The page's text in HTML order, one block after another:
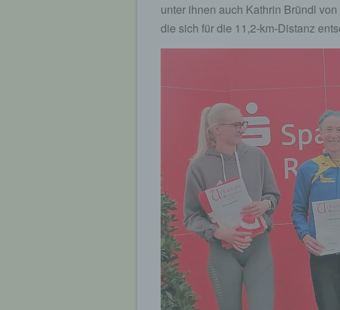
unter ihnen auch Kathrin Bründl
die sich für die 11,2-km-Distanz
zu
f)
in
diese